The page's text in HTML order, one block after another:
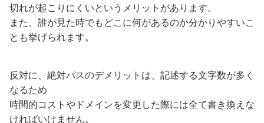
切れが起こりにくいというメリットがあります。
また、誰が見た時でもどこに何があるのか分かりやすいこ
とも挙げられます。
反対に、絶対パスのデメリットは、記述する文字数が多く
なるため
時間的コストやドメインを変更した際には全て書き換えな
ければいけません。